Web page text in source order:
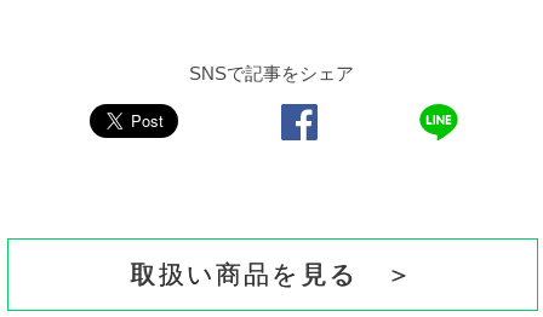
SNSで記事をシェア
取扱い商品を見る ＞